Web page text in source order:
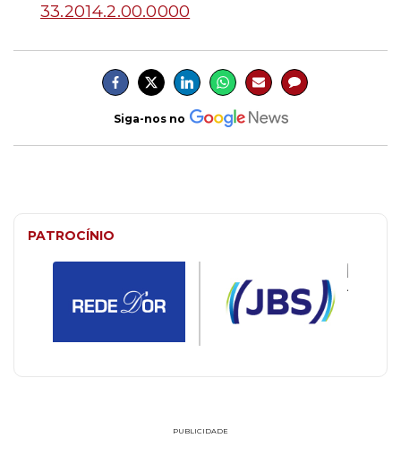
33.2014.2.00.0000
Siga-nos no
PATROCÍNIO
PUBLICIDADE